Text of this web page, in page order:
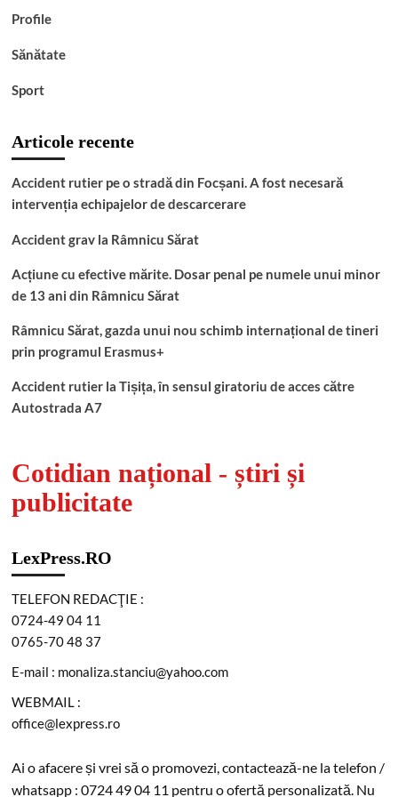
Profile
Sănătate
Sport
Articole recente
Accident rutier pe o stradă din Focșani. A fost necesară
intervenția echipajelor de descarcerare
Accident grav la Râmnicu Sărat
Acțiune cu efective mărite. Dosar penal pe numele unui minor
de 13 ani din Râmnicu Sărat
Râmnicu Sărat, gazda unui nou schimb internațional de tineri
prin programul Erasmus+
Accident rutier la Tișița, în sensul giratoriu de acces către
Autostrada A7
Cotidian național - știri și
publicitate
LexPress.RO
TELEFON REDACŢIE :
0724-49 04 11
0765-70 48 37
E-mail : monaliza.stanciu@yahoo.com
WEBMAIL :
office@lexpress.ro
Ai o afacere și vrei să o promovezi, contactează-ne la telefon /
whatsapp : 0724 49 04 11 pentru o ofertă personalizată. Nu